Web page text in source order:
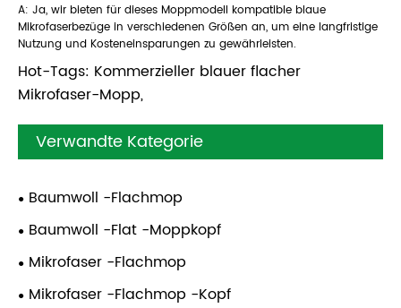
A: Ja, wir bieten für dieses Moppmodell kompatible blaue
Mikrofaserbezüge in verschiedenen Größen an, um eine langfristige
Nutzung und Kosteneinsparungen zu gewährleisten.
Hot-Tags: Kommerzieller blauer flacher
Mikrofaser-Mopp,
Verwandte Kategorie
Baumwoll -Flachmop
Baumwoll -Flat -Moppkopf
Mikrofaser -Flachmop
Mikrofaser -Flachmop -Kopf